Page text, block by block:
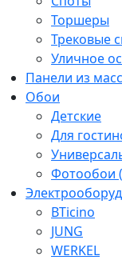
Торшеры
Трековые
Уличное
Панели из
Обои
Детские
Для
Фотообои
BTicino
JUNG
WERKEL